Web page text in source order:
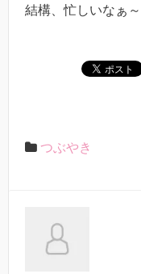
結構、忙しいなぁ～
つぶやき